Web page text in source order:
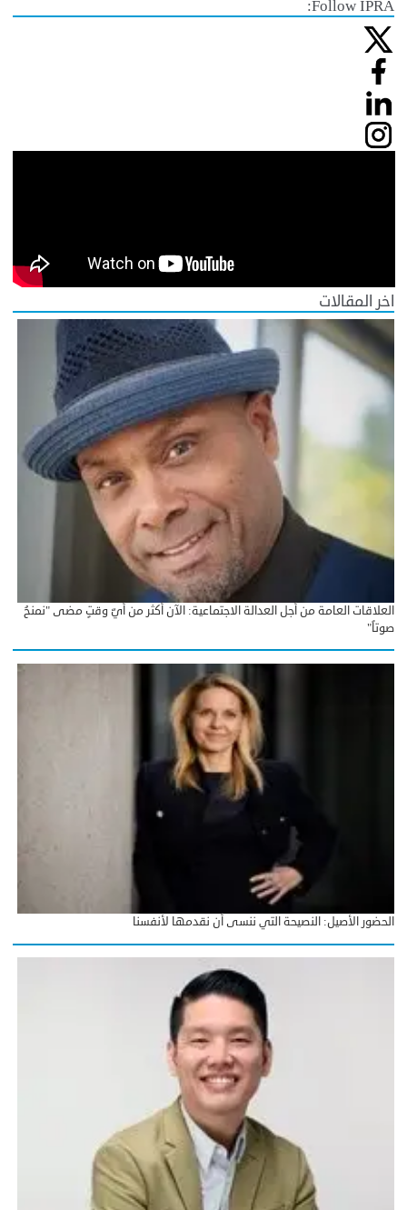
Follow IPRA:
اخر المقالات
العلاقات العامة من أجل العدالة الاجتماعية: الآن أكثر من أيّ وقتٍ مضى "نمنحُ
صوتاً"
الحضور الأصيل: النصيحة التي ننسى أن نقدمها لأنفسنا